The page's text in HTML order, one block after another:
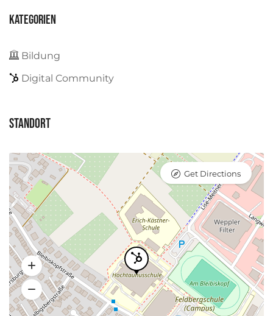
Kategorien
Bildung
Digital Community
Standort
Get Directions